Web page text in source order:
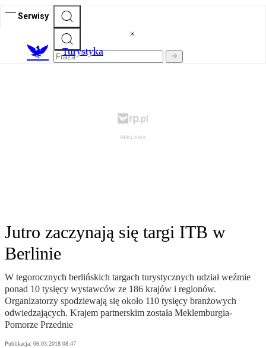
Serwisy
Turystyka
Jutro zaczynają się targi ITB w
Berlinie
W tegorocznych berlińskich targach turystycznych udział weźmie
ponad 10 tysięcy wystawców ze 186 krajów i regionów.
Organizatorzy spodziewają się około 110 tysięcy branżowych
odwiedzających. Krajem partnerskim została Meklemburgia-
Pomorze Przednie
Publikacja: 06.03.2018 08:47